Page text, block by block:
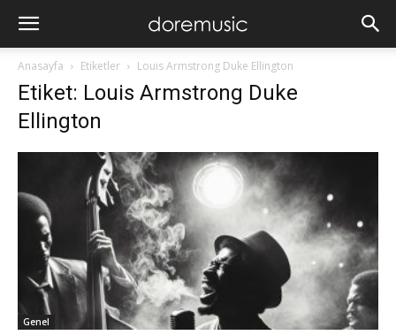
Anasayfa Etiketler Louis Armstrong Duke Ellington
Etiket: Louis Armstrong Duke
Ellington
Genel